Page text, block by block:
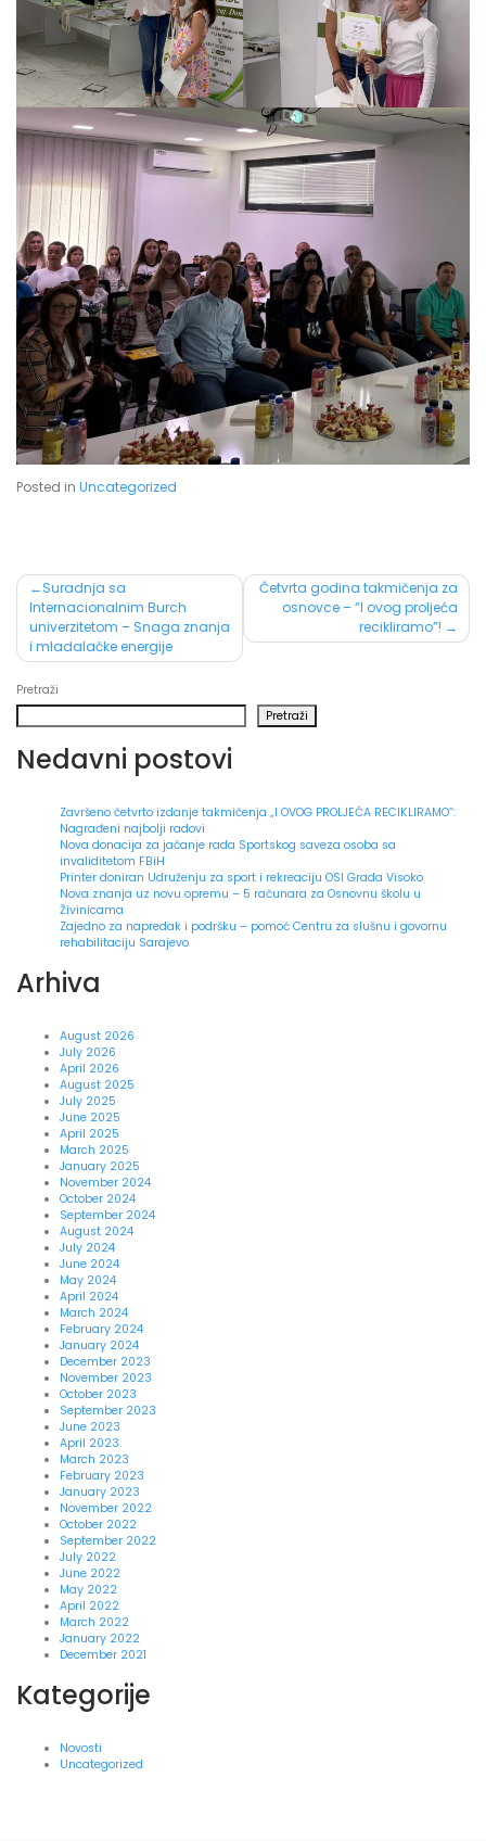
Posted in Uncategorized
Post
navigation
Suradnja sa
Internacionalnim Burch
univerzitetom – Snaga znanja
i mladalačke energije
Četvrta godina takmičenja za
osnovce – “I ovog proljeća
recikliramo”!
Pretraži
Pretraži
Nedavni postovi
Završeno četvrto izdanje takmičenja „I OVOG PROLJEĆA RECIKLIRAMO“:
Nagrađeni najbolji radovi
Nova donacija za jačanje rada Sportskog saveza osoba sa
invaliditetom FBiH
Printer doniran Udruženju za sport i rekreaciju OSI Grada Visoko
Nova znanja uz novu opremu – 5 računara za Osnovnu školu u
Živinicama
Zajedno za napredak i podršku – pomoć Centru za slušnu i govornu
rehabilitaciju Sarajevo
Arhiva
August 2026
July 2026
April 2026
August 2025
July 2025
June 2025
April 2025
March 2025
January 2025
November 2024
October 2024
September 2024
August 2024
July 2024
June 2024
May 2024
April 2024
March 2024
February 2024
January 2024
December 2023
November 2023
October 2023
September 2023
June 2023
April 2023
March 2023
February 2023
January 2023
November 2022
October 2022
September 2022
July 2022
June 2022
May 2022
April 2022
March 2022
January 2022
December 2021
Kategorije
Novosti
Uncategorized